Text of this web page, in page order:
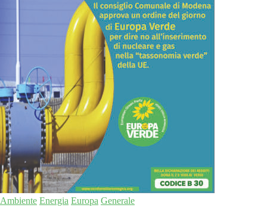
Ambiente Energia Europa Generale